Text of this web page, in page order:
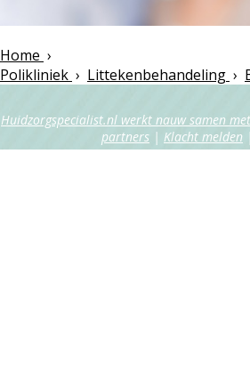
Home ›
Polikliniek › Littekenbehandeling ›
Huidzorgspecialist.nl werkt nauw samen
partners | Klacht melden